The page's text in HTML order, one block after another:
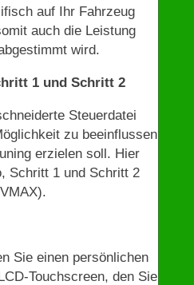
auf Ihr Fahrzeug
auch die Leistung
wird.
1 und Schritt 2
Steuerdatei
zu beeinflussen,
erzielen soll. Hier
Schritt 1 und Schritt 2
Sie einen persönlichen
Touchscreen, den Sie